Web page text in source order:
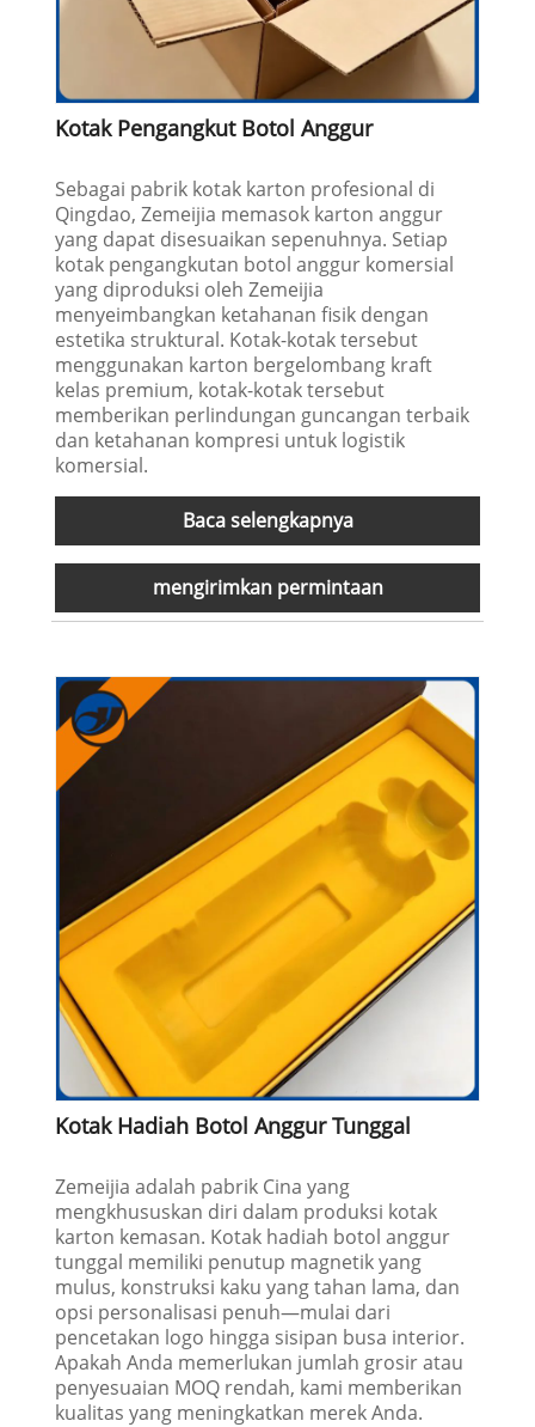
Kotak Pengangkut Botol Anggur
Sebagai pabrik kotak karton profesional di
Qingdao, Zemeijia memasok karton anggur
yang dapat disesuaikan sepenuhnya. Setiap
kotak pengangkutan botol anggur komersial
yang diproduksi oleh Zemeijia
menyeimbangkan ketahanan fisik dengan
estetika struktural. Kotak-kotak tersebut
menggunakan karton bergelombang kraft
kelas premium, kotak-kotak tersebut
memberikan perlindungan guncangan terbaik
dan ketahanan kompresi untuk logistik
komersial.
Baca selengkapnya
mengirimkan permintaan
Kotak Hadiah Botol Anggur Tunggal
Zemeijia adalah pabrik Cina yang
mengkhususkan diri dalam produksi kotak
karton kemasan. Kotak hadiah botol anggur
tunggal memiliki penutup magnetik yang
mulus, konstruksi kaku yang tahan lama, dan
opsi personalisasi penuh—mulai dari
pencetakan logo hingga sisipan busa interior.
Apakah Anda memerlukan jumlah grosir atau
penyesuaian MOQ rendah, kami memberikan
kualitas yang meningkatkan merek Anda.